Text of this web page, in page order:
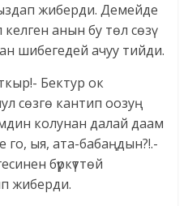
жиберди. Демейде
анын бу төл сөзү
шибегедей ачуу тийди.
Бектур ок
сөзгө кантип оозуң
колунан далай даам
го, ыя, ата-бабаңдын?!.-
бүркүттөй
жиберди.